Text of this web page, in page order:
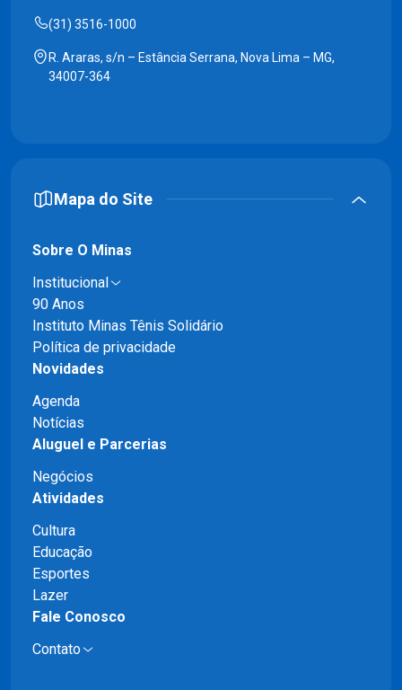
(31) 3516-1000
R. Araras, s/n – Estância Serrana, Nova Lima – MG,
34007-364
Mapa do Site
Sobre O Minas
Institucional
90 Anos
Instituto Minas Tênis Solidário
Política de privacidade
Novidades
Agenda
Notícias
Aluguel e Parcerias
Negócios
Atividades
Cultura
Educação
Esportes
Lazer
Fale Conosco
Contato